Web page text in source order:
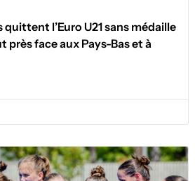
quittent l’Euro U21 sans médaille
près face aux Pays-Bas et à